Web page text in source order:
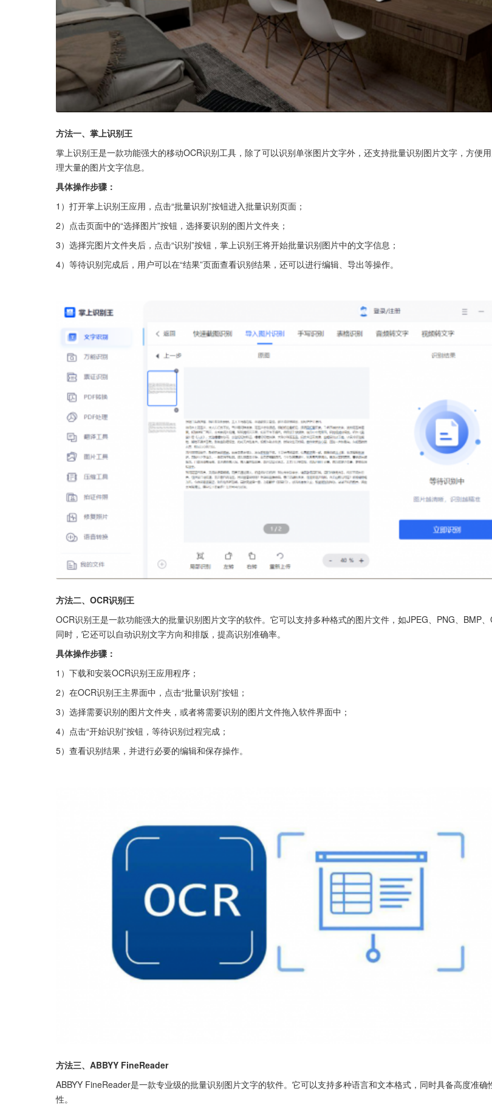
方法一、掌上识别王
掌上识别王是一款功能强大的移动OCR识别工具，除了可以识别单张图片文字外，还支持批量识别图片文字，方便
理大量的图片文字信息。
具体操作步骤：
1）打开掌上识别王应用，点击“批量识别”按钮进入批量识别页面；
2）点击页面中的“选择图片”按钮，选择要识别的图片文件夹；
3）选择完图片文件夹后，点击“识别”按钮，掌上识别王将开始批量识别图片中的文字信息；
4）等待识别完成后，用户可以在“结果”页面查看识别结果，还可以进行编辑、导出等操作。
方法二、OCR识别王
OCR识别王是一款功能强大的批量识别图片文字的软件。它可以支持多种格式的图片文件，如JPEG、PNG、BMP、
同时，它还可以自动识别文字方向和排版，提高识别准确率。
具体操作步骤：
1）下载和安装OCR识别王应用程序；
2）在OCR识别王主界面中，点击“批量识别”按钮；
3）选择需要识别的图片文件夹，或者将需要识别的图片文件拖入软件界面中；
4）点击“开始识别”按钮，等待识别过程完成；
5）查看识别结果，并进行必要的编辑和保存操作。
方法三、ABBYY FineReader
ABBYY FineReader是一款专业级的批量识别图片文字的软件。它可以支持多种语言和文本格式，同时具备高度准确
性。